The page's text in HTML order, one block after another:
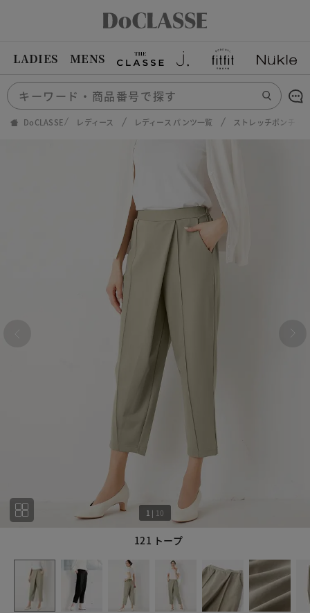
LADIES MENS
DoCLASSE レディース レディース パンツ一覧 ストレッチポンチ・
121 トープ
1 | 10